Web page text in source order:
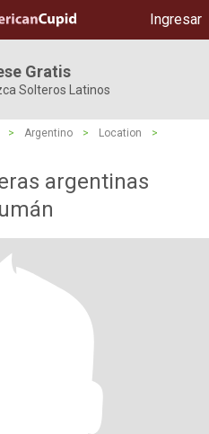
Ingresar
Gratis
Solteros Latinos
> Argentino > Location
>
argentinas